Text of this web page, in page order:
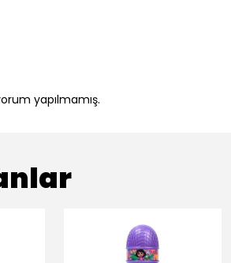
yapılmamış.